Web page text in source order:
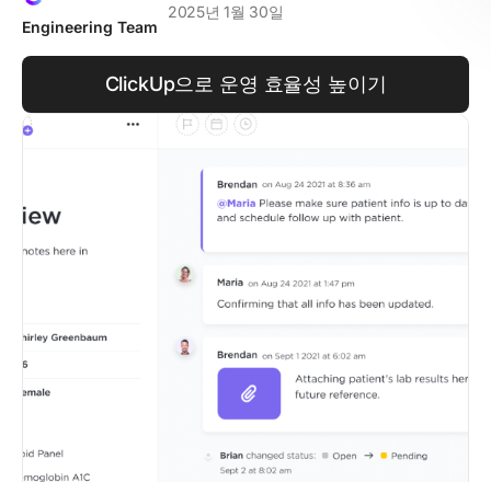
Engineering Team
2025년 1월 30일
ClickUp으로 운영 효율성 높이기